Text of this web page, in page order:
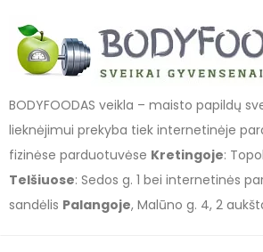
BODYFOODAS veikla – maisto papildų
lieknėjimui prekyba tiek internetinėje
fizinėse parduotuvėse Kretingoje:
Telšiuose: Sedos g. 1 bei internetinės
sandėlis Palangoje, Malūno g. 4, 2